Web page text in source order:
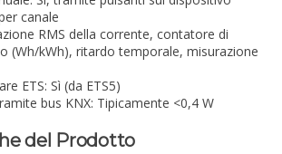
canale
RMS della corrente, contatore di
(Wh/kWh), ritardo temporale, misurazione
ETS: Sì (da ETS5)
bus KNX: Tipicamente <0,4 W
del Prodotto